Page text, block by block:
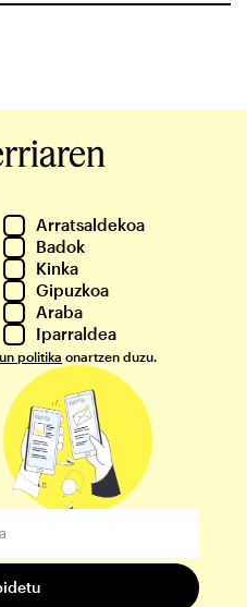
Arratsaldekoa
Badok
Kinka
Gipuzkoa
Araba
Iparraldea
politika onartzen duzu.